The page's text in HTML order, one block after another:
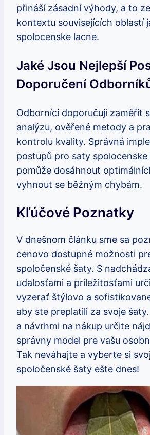
přináší zásadní výhody, a to
kontextu souvisejících oblastí
spolocenske lacne.
Jaké Jsou Nejlepší
Doporučení
Odborníci doporučují zaměřit
analýzu, ověřené metody a
kontrolu kvality. Správná
postupů pro saty spolocenske
pomůže dosáhnout
vyhnout se běžným chybám.
Kľúčové Poznatky
V dnešnom článku sme sa
cenovo dostupné možnosti
spoločenské šaty. S
udalosťami a príležitosťami
vyzerať štýlovo a
aby ste preplatili za svoje
a návrhmi na nákup určite
správny model pre vašu
Tak neváhajte a vyberte si
spoločenské šaty ešte dnes!